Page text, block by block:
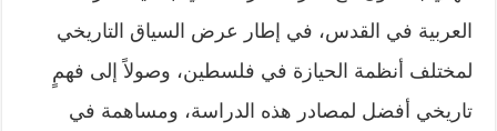
العربية في القدس، في إطار عرض السياق التاريخي
لمختلف أنظمة الحيازة في فلسطين، وصولاً إلى فهمٍ
تاريخي أفضل لمصادر هذه الدراسة، ومساهمة في